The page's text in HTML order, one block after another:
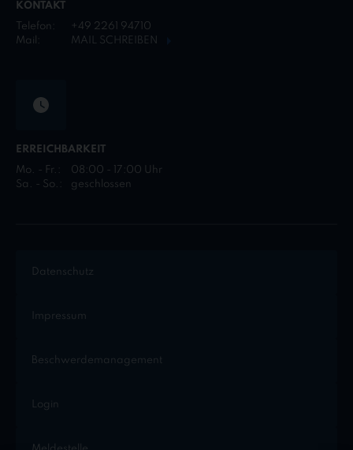
KONTAKT
Telefon:
+49 2261 94710
Mail:
MAIL SCHREIBEN
ERREICHBARKEIT
Mo. - Fr.:
08:00 - 17:00 Uhr
Sa. - So.:
geschlossen
Datenschutz
Impressum
Beschwerdemanagement
Login